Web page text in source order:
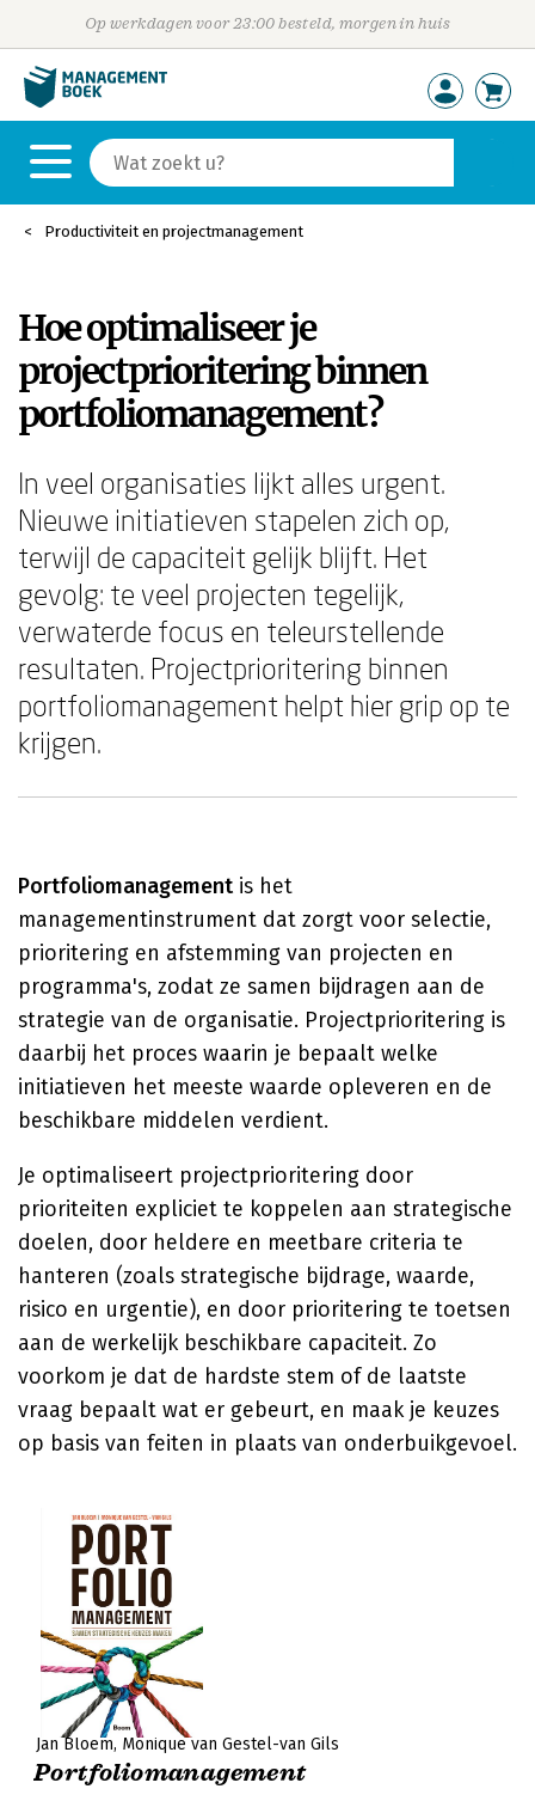
Op werkdagen voor 23:00 besteld, morgen in huis
Productiviteit en projectmanagement
Hoe optimaliseer je
projectprioritering binnen
portfoliomanagement?
In veel organisaties lijkt alles urgent.
Nieuwe initiatieven stapelen zich op,
terwijl de capaciteit gelijk blijft. Het
gevolg: te veel projecten tegelijk,
verwaterde focus en teleurstellende
resultaten. Projectprioritering binnen
portfoliomanagement helpt hier grip op te
krijgen.
Portfoliomanagement is het
managementinstrument dat zorgt voor selectie,
prioritering en afstemming van projecten en
programma's, zodat ze samen bijdragen aan de
strategie van de organisatie. Projectprioritering is
daarbij het proces waarin je bepaalt welke
initiatieven het meeste waarde opleveren en de
beschikbare middelen verdient.
Je optimaliseert projectprioritering door
prioriteiten expliciet te koppelen aan strategische
doelen, door heldere en meetbare criteria te
hanteren (zoals strategische bijdrage, waarde,
risico en urgentie), en door prioritering te toetsen
aan de werkelijk beschikbare capaciteit. Zo
voorkom je dat de hardste stem of de laatste
vraag bepaalt wat er gebeurt, en maak je keuzes
op basis van feiten in plaats van onderbuikgevoel.
Jan Bloem Monique van Gestel-van Gils
Portfoliomanagement